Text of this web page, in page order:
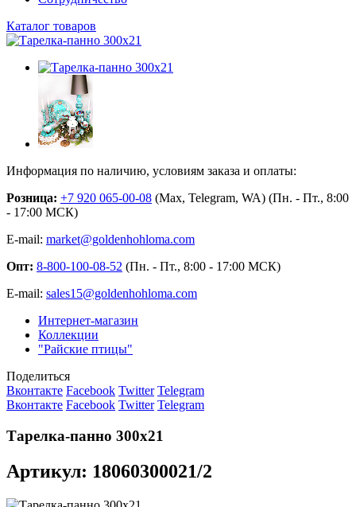
Каталог товаров
Информация по наличию, условиям заказа и оплаты:
Розница: +7 920 065-00-08 (Max, Telegram, WA) (Пн. - Пт., 8:00
- 17:00 МСК)
E-mail: market@goldenhohloma.com
Опт: 8-800-100-08-52 (Пн. - Пт., 8:00 - 17:00 МСК)
E-mail: sales15@goldenhohloma.com
Интернет-магазин
Коллекции
"Райские птицы"
Поделиться
Вконтакте Facebook Twitter Telegram
Вконтакте Facebook Twitter Telegram
Тарелка-панно 300х21
Артикул: 18060300021/2